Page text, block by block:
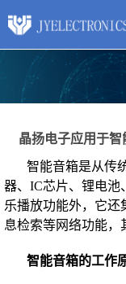
晶扬电子应用于
智能音箱是从传
器、IC芯片、锂电池
乐播放功能外，它还
息检索等网络功能，
智能音箱的工作